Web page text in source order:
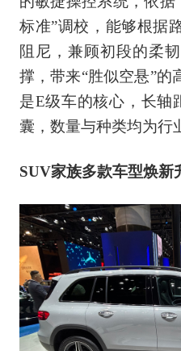
标准”调校，能够根据
阻尼，兼顾初段的柔
撑，带来“胜似空悬”的
是E级车的核心，长轴
囊，数量与种类均为行
SUV家族多款车型焕新